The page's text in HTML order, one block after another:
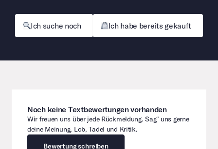
Ich suche noch Ich habe bereits gekauft
Noch keine Textbewertungen vorhanden
Wir freuen uns über jede Rückmeldung. Sag’ uns gerne
deine Meinung, Lob, Tadel und Kritik.
Bewertung schreiben